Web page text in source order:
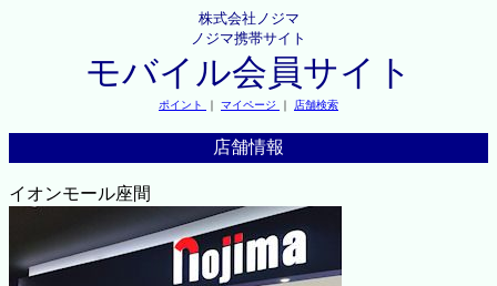
株式会社ノジマ
ノジマ携帯サイト
モバイル会員サイト
ポイント ｜ マイページ ｜ 店舗検索
店舗情報
イオンモール座間